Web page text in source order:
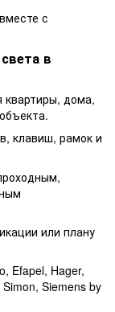
с
в
квартиры, дома,
клавиш, рамок и
или плану
Efapel, Hager,
Siemens by